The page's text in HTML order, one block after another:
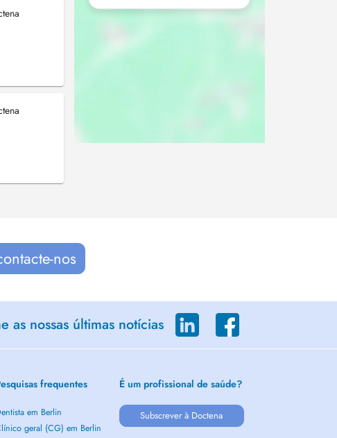
nos
as nossas últimas notícias
frequentes
em Berlin
geral (CG) em Berlin
É um profissional de saúde?
Subscrever à Doctena